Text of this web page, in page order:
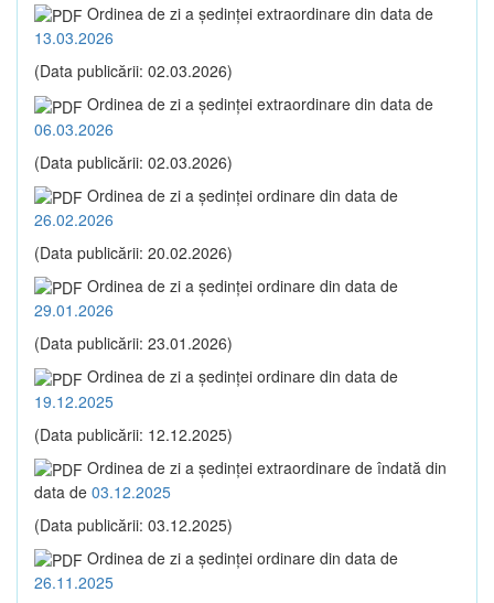
Ordinea de zi a şedinţei extraordinare din data de
13.03.2026
(Data publicării: 02.03.2026)
Ordinea de zi a şedinţei extraordinare din data de
06.03.2026
(Data publicării: 02.03.2026)
Ordinea de zi a şedinţei ordinare din data de
26.02.2026
(Data publicării: 20.02.2026)
Ordinea de zi a şedinţei ordinare din data de
29.01.2026
(Data publicării: 23.01.2026)
Ordinea de zi a şedinţei ordinare din data de
19.12.2025
(Data publicării: 12.12.2025)
Ordinea de zi a şedinţei extraordinare de îndată din
data de 03.12.2025
(Data publicării: 03.12.2025)
Ordinea de zi a şedinţei ordinare din data de
26.11.2025